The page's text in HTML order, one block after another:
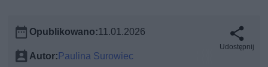
Opublikowano:11.01.2026
Autor:Paulina Surowiec
Udostępnij